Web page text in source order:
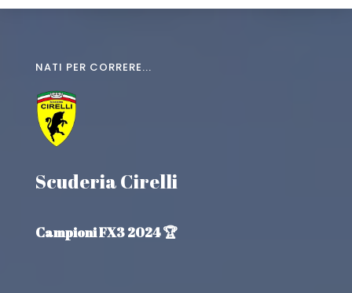
NATI PER CORRERE...
Scuderia Cirelli
Campioni FX3 2024 🏆